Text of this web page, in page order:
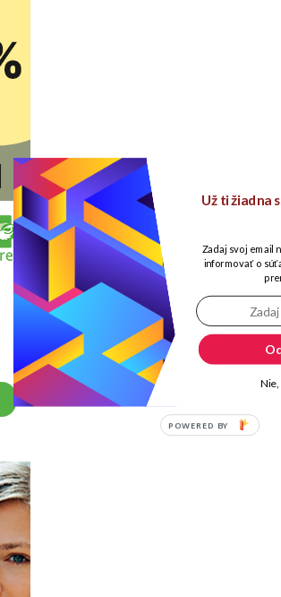
Už ti žiadna
Zadaj svoj email
informovať o